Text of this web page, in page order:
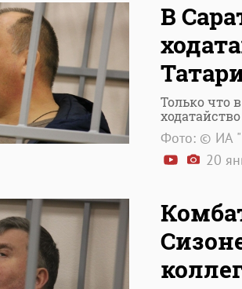
В
Только что
Фото: © ИА
20